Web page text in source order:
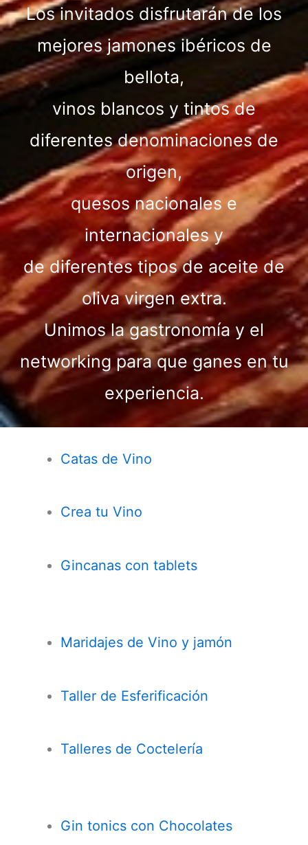
Los invitados disfrutarán de los
mejores jamones ibéricos de
bellota,
vinos blancos y tintos de
diferentes denominaciones de
origen,
quesos nacionales e
internacionales y
de diferentes tipos de aceite de
oliva virgen extra.
Unimos la gastronomía y el
networking para que ganes en tu
experiencia.
Catas de Vino
Crea tu Vino
Gincanas con tablets
Maridajes de Vino y jamón
Taller de Esferificación
Talleres de Coctelería
Gin tonics con Chocolates